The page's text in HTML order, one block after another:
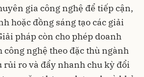
gia công nghệ để tiếp cận,
hoặc đồng sáng tạo các giải
pháp còn cho phép doanh
nghệ theo đặc thù ngành
rủi ro và đẩy nhanh chu kỳ đổi